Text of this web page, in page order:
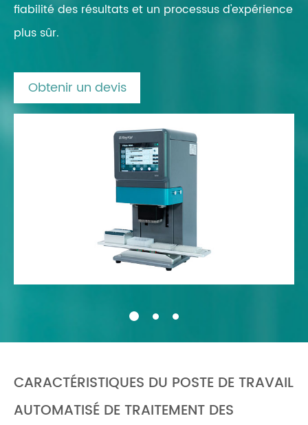
fiabilité des résultats et un processus d'expérience
plus sûr.
Obtenir un devis
CARACTÉRISTIQUES DU POSTE DE TRAVAIL
AUTOMATISÉ DE TRAITEMENT DES